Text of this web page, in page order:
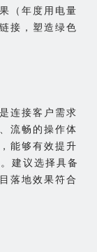
（年度用电量
接，塑造绿色
连接客户需求
流畅的操作体
能够有效提升
建议选择具备
落地效果符合